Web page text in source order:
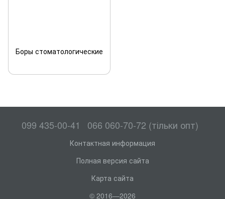
Боры стоматологические
099 435-00-41 066 060-70-72 (тільки опт)
Контактная информация
Полная версия сайта
Карта сайта
© 2016—2026